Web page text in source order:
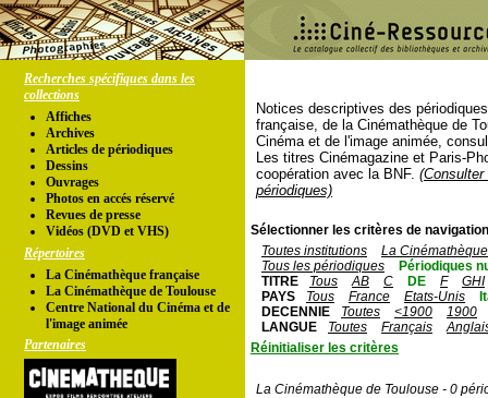
Recherches spécifiques dans les
collections
Affiches
Archives
Articles de périodiques
Dessins
Ouvrages
Photos en accés réservé
Revues de presse
Vidéos (DVD et VHS)
Répertoires
La Cinémathèque française
La Cinémathèque de Toulouse
Centre National du Cinéma et de
l'image animée
Partenaires
Notices descriptives des
française, de la Cinémathèque de
Cinéma et de l'image animée,
Les titres Cinémagazine et Paris-
coopération avec la BNF.
périodiques)
Sélectionner les critères de
Toutes institutions
La
Tous les périodiques
Périodiques
TITRE
Tous AB C DE F
GHI
PAYS
Tous France Etats-Unis
DECENNIE
Toutes <1900
1900
LANGUE
Toutes Français
Réinitialiser les critères
La Cinémathèque de Toulouse - 0